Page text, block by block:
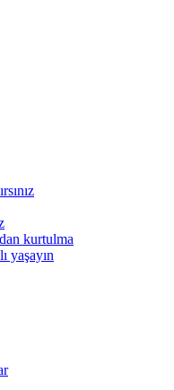
kurtulma
yaşayın